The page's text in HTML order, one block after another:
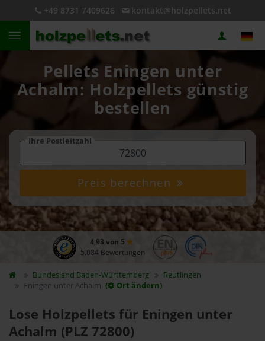
+49 8731 7409626 kontakt@holzpellets.net
Pellets Eningen unter
Achalm: Holzpellets günstig
bestellen
Ihre Postleitzahl
Preis berechnen
4,93 von 5
5.084 Bewertungen
Bundesland Baden-Württemberg
Reutlingen
Eningen unter Achalm ( Ort ändern)
Lose Holzpellets für Eningen unter
Achalm (PLZ 72800)